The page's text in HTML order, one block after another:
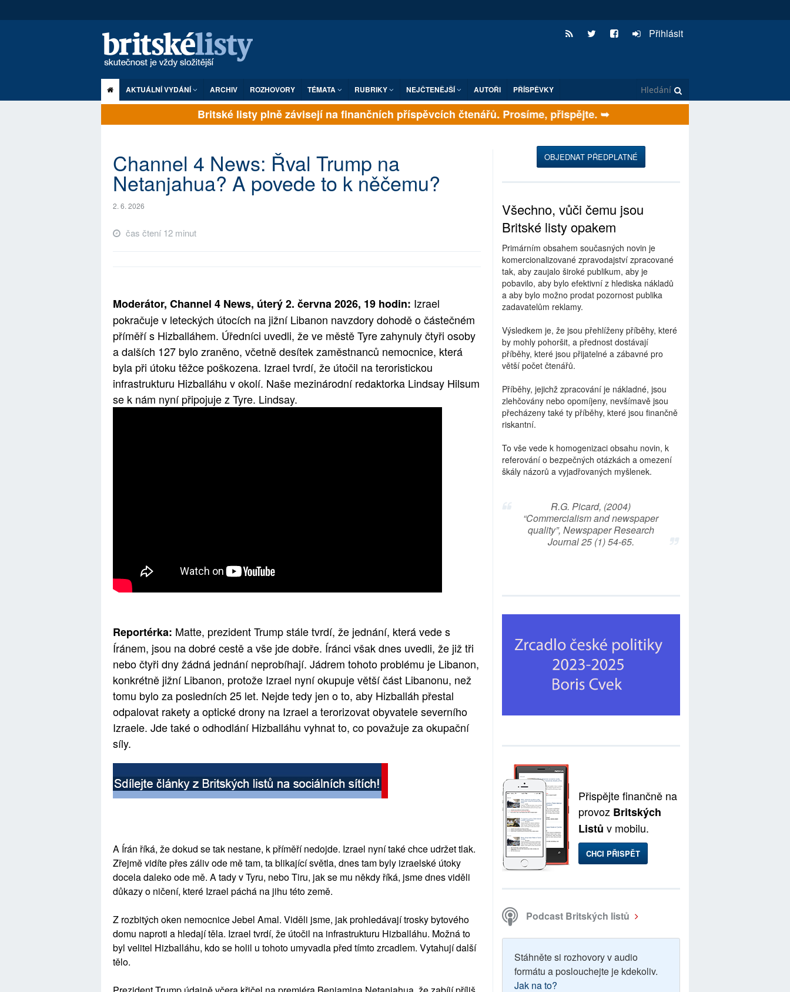
Přihlásit
AKTUÁLNÍ VYDÁNÍ ARCHIV ROZHOVORY TÉMATA RUBRIKY NEJČTENĚJŠÍ AUTOŘI PŘÍSPĚVKY
Britské listy plně závisejí na finančních příspěvcích čtenářů. Prosíme, přispějte. ➥
Channel 4 News: Řval Trump na
Netanjahua? A povede to k něčemu?
2. 6. 2026
čas čtení 12 minut
Moderátor, Channel 4 News, úterý 2. června 2026, 19 hodin: Izrael
pokračuje v leteckých útocích na jižní Libanon navzdory dohodě o částečném
příměří s Hizballáhem. Úředníci uvedli, že ve městě Tyre zahynuly čtyři osoby
a dalších 127 bylo zraněno, včetně desítek zaměstnanců nemocnice, která
byla při útoku těžce poškozena. Izrael tvrdí, že útočil na teroristickou
infrastrukturu Hizballáhu v okolí. Naše mezinárodní redaktorka Lindsay Hilsum
se k nám nyní připojuje z Tyre. Lindsay.
Reportérka: Matte, prezident Trump stále tvrdí, že jednání, která vede s
Íránem, jsou na dobré cestě a vše jde dobře. Íránci však dnes uvedli, že již tři
nebo čtyři dny žádná jednání neprobíhají. Jádrem tohoto problému je Libanon,
konkrétně jižní Libanon, protože Izrael nyní okupuje větší část Libanonu, než
tomu bylo za posledních 25 let. Nejde tedy jen o to, aby Hizballáh přestal
odpalovat rakety a optické drony na Izrael a terorizovat obyvatele severního
Izraele. Jde také o odhodlání Hizballáhu vyhnat to, co považuje za okupační
síly.
A Írán říká, že dokud se tak nestane, k příměří nedojde. Izrael nyní také chce udržet tlak.
Zřejmě vidíte přes záliv ode mě tam, ta blikající světla, dnes tam byly izraelské útoky
docela daleko ode mě. A tady v Tyru, nebo Tiru, jak se mu někdy říká, jsme dnes viděli
důkazy o ničení, které Izrael páchá na jihu této země.
Z rozbitých oken nemocnice Jebel Amal. Viděli jsme, jak prohledávají trosky bytového
domu naproti a hledají těla. Izrael tvrdí, že útočil na infrastrukturu Hizballáhu. Možná to
byl velitel Hizballáhu, kdo se holil u tohoto umyvadla před tímto zrcadlem. Vytahují další
tělo.
OBJEDNAT PŘEDPLATNÉ
Všechno, vůči čemu jsou
Britské listy opakem
Primárním obsahem současných novin je
komercionalizované zpravodajství zpracované
tak, aby zaujalo široké publikum, aby je
pobavilo, aby bylo efektivní z hlediska nákladů
a aby bylo možno prodat pozornost publika
zadavatelům reklamy.
Výsledkem je, že jsou přehlíženy příběhy, které
by mohly pohoršit, a přednost dostávají
příběhy, které jsou přijatelné a zábavné pro
větší počet čtenářů.
Příběhy, jejichž zpracování je nákladné, jsou
zlehčovány nebo opomíjeny, nevšímavě jsou
přecházeny také ty příběhy, které jsou finančně
riskantní.
To vše vede k homogenizaci obsahu novin, k
referování o bezpečných otázkách a omezení
škály názorů a vyjadřovaných myšlenek.
R.G. Picard, (2004)
“Commercialism and newspaper
quality”, Newspaper Research
Journal 25 (1) 54-65.
Přispějte finančně na
provoz Britských
Listů v mobilu.
CHCI PŘISPĚT
Podcast Britských listů
Stáhněte si rozhovory v audio
formátu a poslouchejte je kdekoliv.
Jak na to?